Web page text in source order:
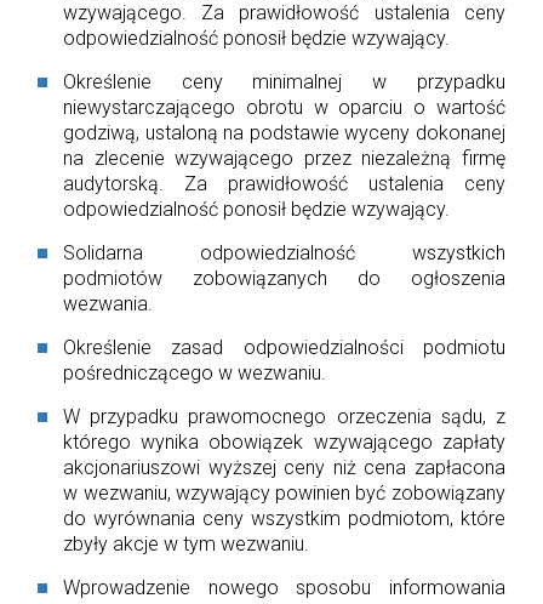
wzywającego. Za prawidłowość ustalenia ceny
odpowiedzialność ponosił będzie wzywający.
Określenie ceny minimalnej w przypadku
niewystarczającego obrotu w oparciu o wartość
godziwą, ustaloną na podstawie wyceny dokonanej
na zlecenie wzywającego przez niezależną firmę
audytorską. Za prawidłowość ustalenia ceny
odpowiedzialność ponosił będzie wzywający.
Solidarna odpowiedzialność wszystkich
podmiotów zobowiązanych do ogłoszenia
wezwania.
Określenie zasad odpowiedzialności podmiotu
pośredniczącego w wezwaniu.
W przypadku prawomocnego orzeczenia sądu, z
którego wynika obowiązek wzywającego zapłaty
akcjonariuszowi wyższej ceny niż cena zapłacona
w wezwaniu, wzywający powinien być zobowiązany
do wyrównania ceny wszystkim podmiotom, które
zbyły akcje w tym wezwaniu.
Wprowadzenie nowego sposobu informowania